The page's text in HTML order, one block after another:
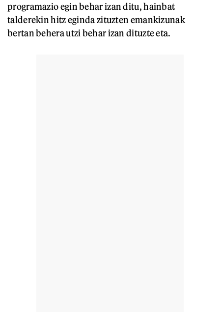
programazio egin behar izan ditu, hainbat
talderekin hitz eginda zituzten emankizunak
bertan behera utzi behar izan dituzte eta.